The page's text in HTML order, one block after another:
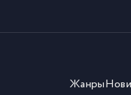
Жанры